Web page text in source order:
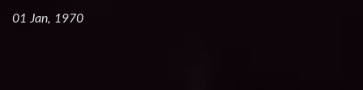
01 Jan, 1970